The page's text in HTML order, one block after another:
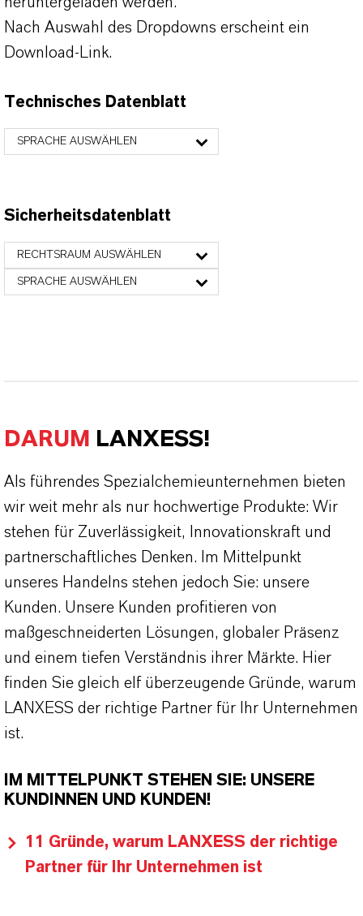
Nach Auswahl des Dropdowns erscheint ein
Download-Link.
Technisches Datenblatt
SPRACHE AUSWÄHLEN
Sicherheitsdatenblatt
RECHTSRAUM AUSWÄHLEN
SPRACHE AUSWÄHLEN
DARUM LANXESS!
Als führendes Spezialchemieunternehmen bieten
wir weit mehr als nur hochwertige Produkte: Wir
stehen für Zuverlässigkeit, Innovationskraft und
partnerschaftliches Denken. Im Mittelpunkt
unseres Handelns stehen jedoch Sie: unsere
Kunden. Unsere Kunden profitieren von
maßgeschneiderten Lösungen, globaler Präsenz
und einem tiefen Verständnis ihrer Märkte. Hier
finden Sie gleich elf überzeugende Gründe, warum
LANXESS der richtige Partner für Ihr Unternehmen
ist.
IM MITTELPUNKT STEHEN SIE: UNSERE
KUNDINNEN UND KUNDEN!
11 Gründe, warum LANXESS der richtige
Partner für Ihr Unternehmen ist